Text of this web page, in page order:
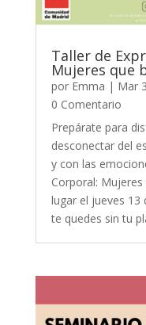
Taller de
Mujeres que
por Emma | Mar
0 Comentario
Prepárate para
desconectar del
y con las
Corporal:
lugar el jueves 13
te quedes sin tu